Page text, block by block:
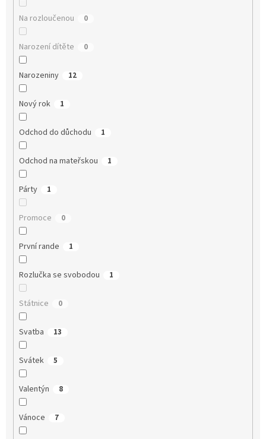
Na rozloučenou 0
Narození dítěte 0
Narozeniny 12
Nový rok 1
Odchod do důchodu 1
Odchod na mateřskou 1
Párty 1
Promoce 0
První rande 1
Rozlučka se svobodou 1
Státnice 0
Svatba 13
Svátek 5
Valentýn 8
Vánoce 7